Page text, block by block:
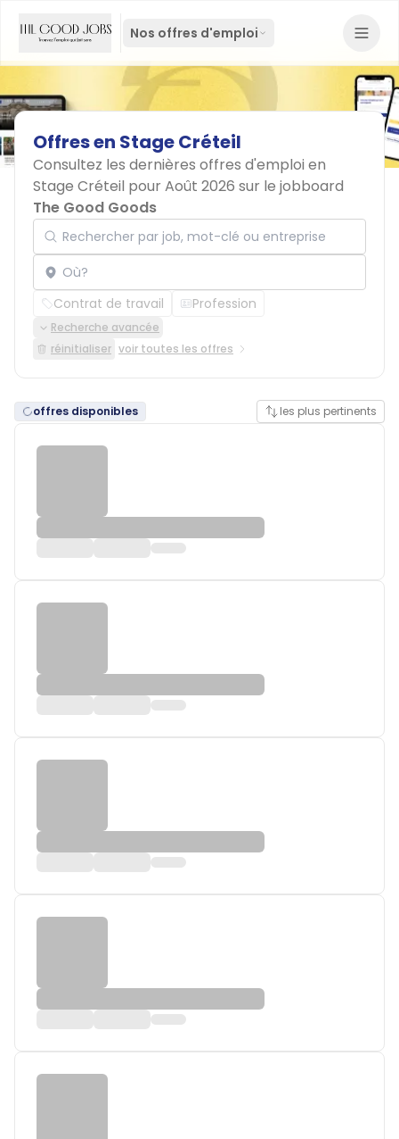
Nos offres d'emploi
Offresen StageCréteil
Consultez les dernières offres d'emploi en
Stage Créteil pour Août 2026 sur le jobboard
The Good Goods
Rechercher par job, mot-clé ou entreprise
Localisation
Contrat de travail Profession
Recherche avancée
réinitialiser voir toutes les offres
offres disponibles les plus pertinents